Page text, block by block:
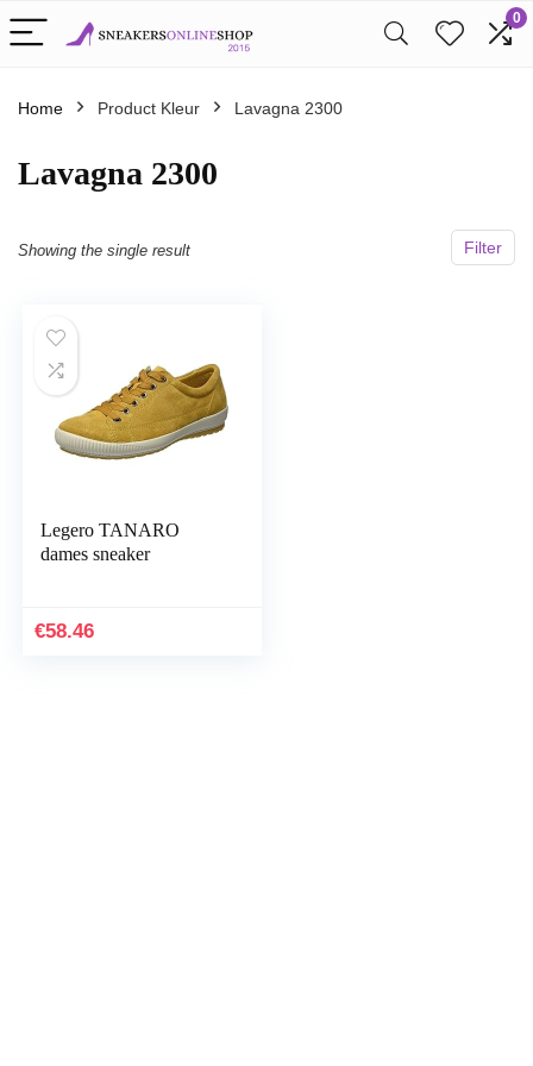
0
Home Product Kleur Lavagna 2300
Lavagna 2300
Filter
Showing the single result
Legero TANARO
dames sneaker
€58.46